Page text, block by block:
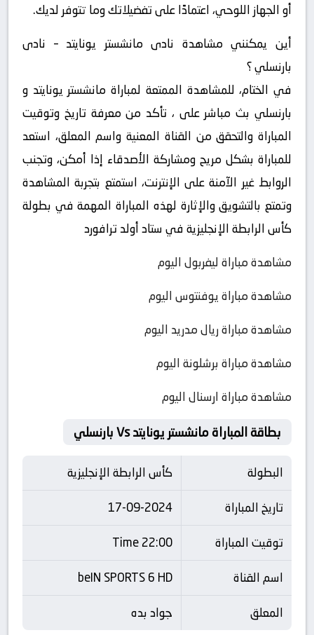
أو الجهاز اللوحي، اعتمادًا على تفضيلاتك وما تتوفر لديك.
أين يمكنني مشاهدة ‎نادى مانشستر يونايتد – نادى
بارنسلي ؟
في الختام، للمشاهدة الممتعة لمباراة مانشستر يونايتد و
بارنسلي بث مباشر على ، تأكد من معرفة تاريخ وتوقيت
المباراة والتحقق من القناة المعنية واسم المعلق، استعد
للمباراة بشكل مريح ومشاركة الأصدقاء إذا أمكن، وتجنب
الروابط غير الآمنة على الإنترنت، استمتع بتجربة المشاهدة
وتمتع بالتشويق والإثارة لهذه المباراة المهمة في بطولة
كأس الرابطة الإنجليزية في ستاد أولد ترافورد
مشاهدة مباراة ليفربول اليوم
مشاهدة مباراة يوفنتوس اليوم
مشاهدة مباراة ريال مدريد اليوم
مشاهدة مباراة برشلونة اليوم
مشاهدة مباراة ارسنال اليوم
بطاقة المباراة مانشستر يونايتد Vs بارنسلي
البطولة
كأس الرابطة الإنجليزية
تاريخ المباراة
17-09-2024
توقيت المباراة
22:00 Time
اسم القناة
beIN SPORTS 6 HD
المعلق
جواد بده